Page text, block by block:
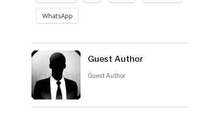
WhatsApp
Guest Author
Guest Author